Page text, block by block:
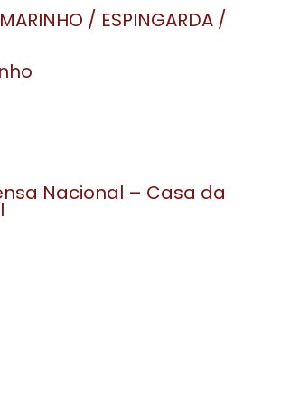
/ ESPINGARDA /
Nacional – Casa da